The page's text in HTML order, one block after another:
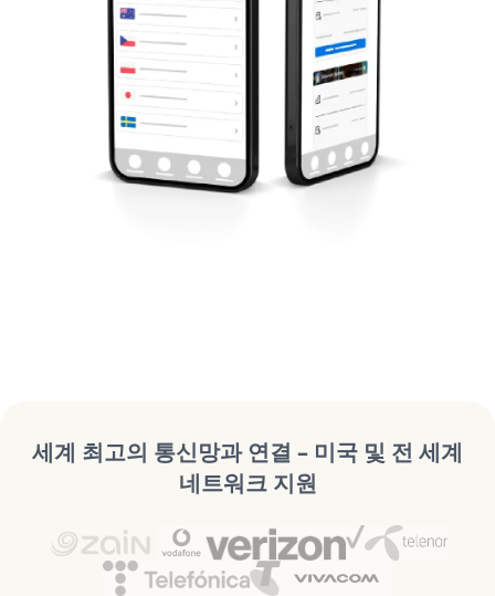
세계 최고의 통신망과 연결 – 미국 및 전 세계
네트워크 지원